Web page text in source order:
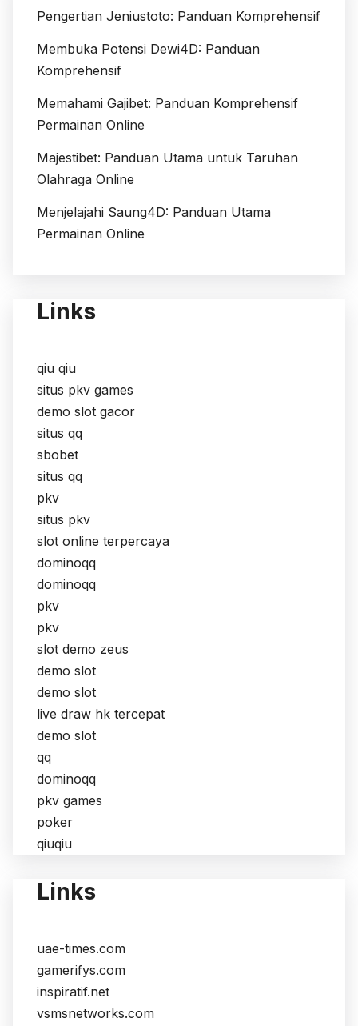
Pengertian Jeniustoto: Panduan Komprehensif
Membuka Potensi Dewi4D: Panduan
Komprehensif
Memahami Gajibet: Panduan Komprehensif
Permainan Online
Majestibet: Panduan Utama untuk Taruhan
Olahraga Online
Menjelajahi Saung4D: Panduan Utama
Permainan Online
Links
qiu qiu
situs pkv games
demo slot gacor
situs qq
sbobet
situs qq
pkv
situs pkv
slot online terpercaya
dominoqq
dominoqq
pkv
pkv
slot demo zeus
demo slot
demo slot
live draw hk tercepat
demo slot
qq
dominoqq
pkv games
poker
qiuqiu
Links
uae-times.com
gamerifys.com
inspiratif.net
vsmsnetworks.com